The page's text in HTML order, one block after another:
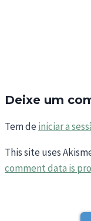
Deixe um
Tem deiniciar a
This site uses
comment data is